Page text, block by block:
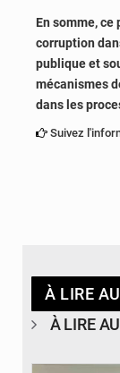
En somme,
corruption
publique et
mécanismes
dans les
Suivez
À LIRE
À LIRE